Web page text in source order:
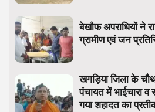
बेखौफ अपराधियों ने
ग्रामीण एवं जन
खगड़िया जिला के
पंचायत में भाईचारा व
गया शहादत का